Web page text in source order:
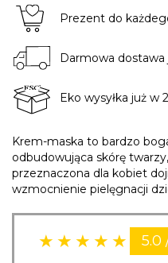
Prezent do
Darmowa dostawa
Eko wysyłka już w
Krem-maska to bardzo
odbudowująca skórę
przeznaczona dla kobiet
wzmocnienie pielęgnacji
5.0